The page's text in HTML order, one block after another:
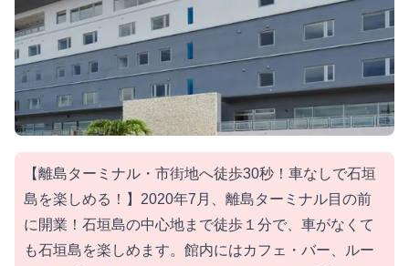
【離島ターミナル・市街地へ徒歩30秒！車なしで石垣
島を楽しめる！】2020年7月、離島ターミナル目の前
に開業！石垣島の中心地まで徒歩１分で、車がなくて
も石垣島を楽しめます。館内にはカフェ・バー、ルー